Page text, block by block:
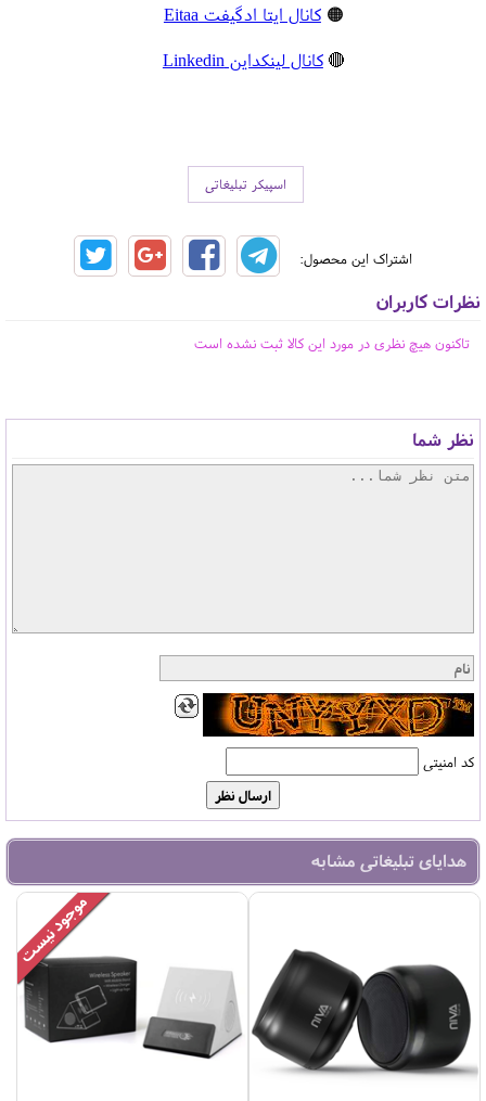
🟠کانال ایتا ادگیفت Eitaa
🔴 کانال لینکداین Linkedin
اسپیکر تبلیغاتی
اشتراک این محصول:
نظرات کاربران
تاکنون هیچ نظری در مورد این کالا ثبت نشده است
نظر شما
کد امنیتی
هدایای تبلیغاتی مشابه